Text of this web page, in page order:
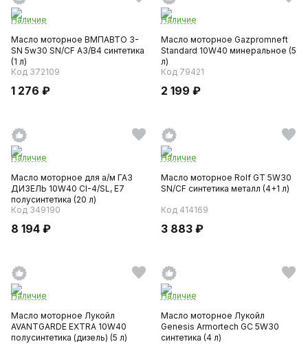
Наличие
Масло моторное ВМПАВТО 3-
SN 5w30 SN/CF A3/B4 синтетика
(1 л)
Код 372109
1 276 ₽
Наличие
Масло моторное Gazpromneft
Standard 10W40 минеральное (5
л)
Код 79421
2 199 ₽
Наличие
Масло моторное для а/м ГАЗ
ДИЗЕЛЬ 10W40 CI-4/SL, E7
полусинтетика (20 л)
Код 349190
8 194 ₽
Наличие
Масло моторное Rolf GT 5W30
SN/CF синтетика металл (4+1 л)
Код 414169
3 883 ₽
Наличие
Масло моторное Лукойл
AVANTGARDE EXTRA 10W40
полусинтетика (дизель) (5 л)
Наличие
Масло моторное Лукойл
Genesis Armortech GC 5W30
синтетика (4 л)